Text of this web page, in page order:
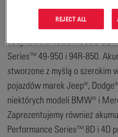
Stoisko poświęcone
obejmowało nowe modele
Series™ 49-950 i 94R-850.
stworzone z myślą o szerokim
pojazdów marek Jeep®,
niektórych modeli BMW® i
Zaprezentujemy również
Performance Series™ 8D i 4D
REJECT ALL